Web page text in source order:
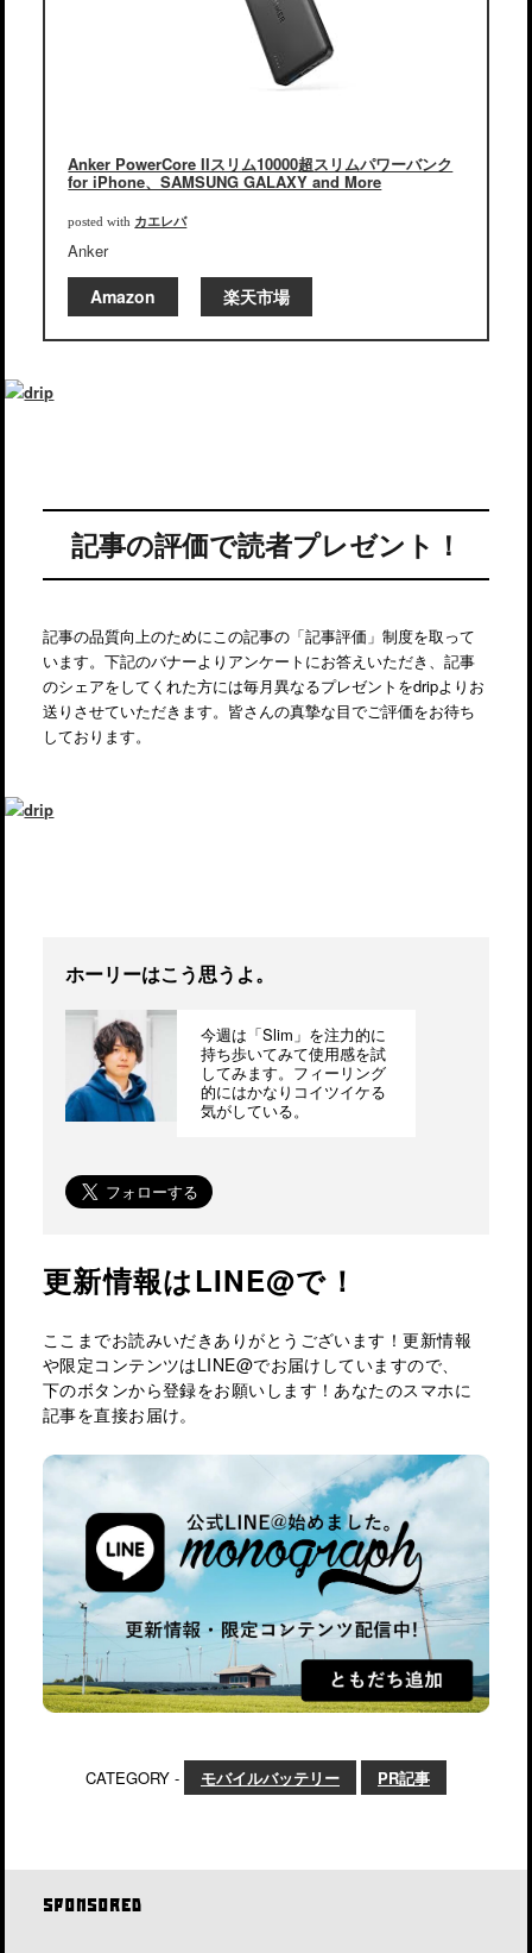
Anker PowerCore IIスリム10000超スリムパワーバンク
for iPhone、SAMSUNG GALAXY and More
posted with カエレバ
Anker
Amazon 楽天市場
記事の評価で読者プレゼント！
記事の品質向上のためにこの記事の「記事評価」制度を取って
います。下記のバナーよりアンケートにお答えいただき、記事
のシェアをしてくれた方には毎月異なるプレゼントをdripよりお
送りさせていただきます。皆さんの真摯な目でご評価をお待ち
しております。
ホーリーはこう思うよ。
今週は「Slim」を注力的に
持ち歩いてみて使用感を試
してみます。フィーリング
的にはかなりコイツイケる
気がしている。
更新情報はLINE@で！
ここまでお読みいだきありがとうございます！更新情報
や限定コンテンツはLINE@でお届けしていますので、
下のボタンから登録をお願いします！あなたのスマホに
記事を直接お届け。
CATEGORY - モバイルバッテリー PR記事
SPONSORED